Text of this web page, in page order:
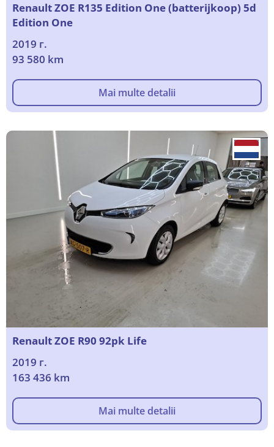
Renault ZOE R135 Edition One (batterijkoop) 5d
Edition One
2019 г.
93 580 km
Mai multe detalii
Renault ZOE R90 92pk Life
2019 г.
163 436 km
Mai multe detalii